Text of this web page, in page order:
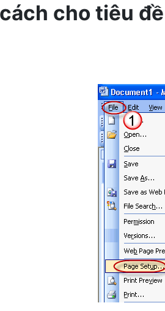
cho tiêu